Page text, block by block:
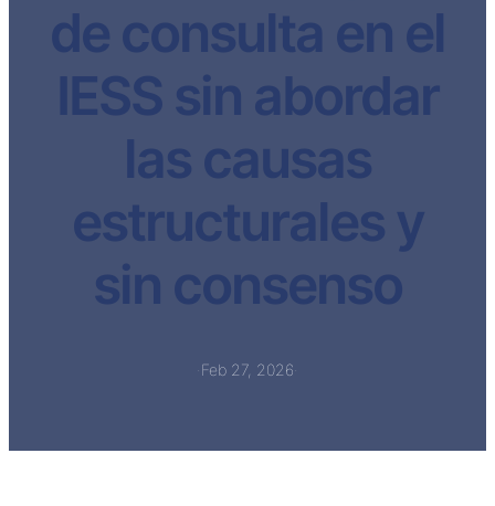
de consulta en el
IESS sin abordar
las causas
estructurales y
sin consenso
·Feb 27, 2026·